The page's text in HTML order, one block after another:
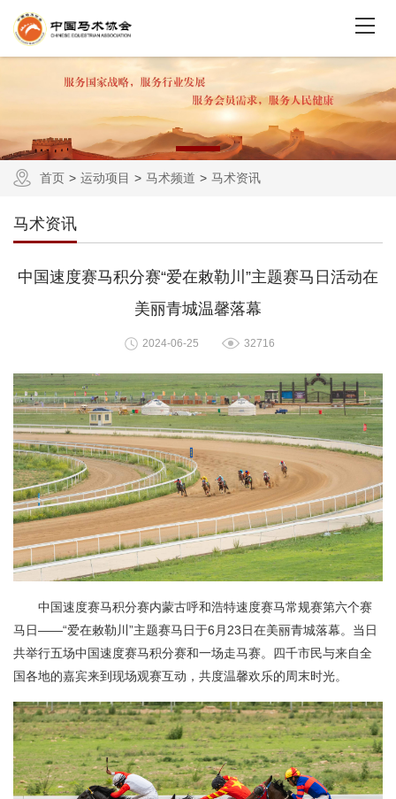
首页 运动项目 马术频道 马术资讯
马术资讯
中国速度赛马积分赛“爱在敕勒川”主题赛马日活动在
美丽青城温馨落幕
2024-06-25 32716
中国速度赛马积分赛内蒙古呼和浩特速度赛马常规赛第六个赛
马日——“爱在敕勒川”主题赛马日于6月23日在美丽青城落幕。当日
共举行五场中国速度赛马积分赛和一场走马赛。四千市民与来自全
国各地的嘉宾来到现场观赛互动，共度温馨欢乐的周末时光。